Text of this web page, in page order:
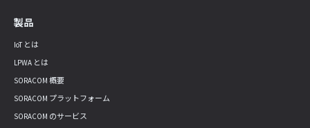
製品
IoT とは
LPWA とは
SORACOM 概要
SORACOM プラットフォーム
SORACOM のサービス